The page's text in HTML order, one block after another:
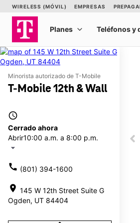
Minorista autorizado de T-Mobile
T-Mobile 12th & Wall
access_time
Cerrado ahora
Abrir10:00 a.m. a 8:00 p.m.
arrow_drop_down
call (801) 394-1600
location_on 145 W 12th Street Suite G
Ogden, UT 84404